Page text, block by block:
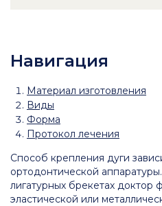
Навигация
Материал изготовления
Виды
Форма
Протокол лечения
Способ крепления дуги
ортодонтической
лигатурных брекетах доктор
эластической или